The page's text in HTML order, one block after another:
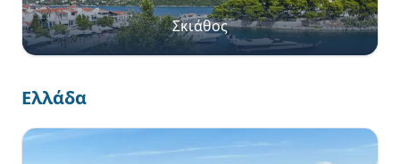
Σκιάθος
Ελλάδα